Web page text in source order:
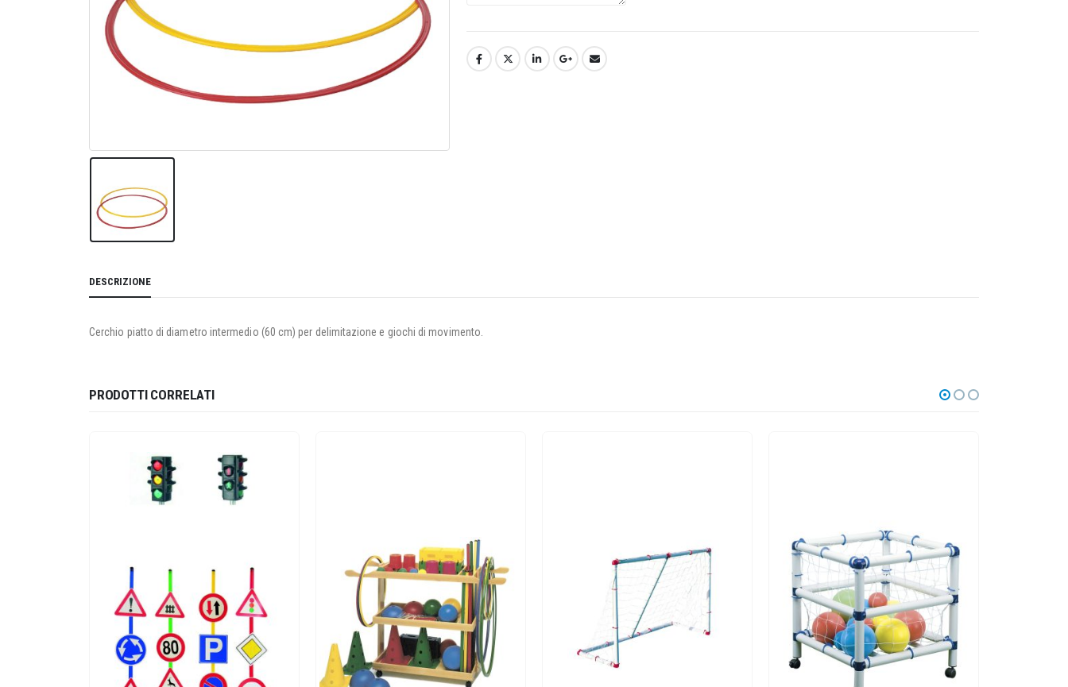
DESCRIZIONE
Cerchio piatto di diametro intermedio (60 cm) per delimitazione e giochi di movimento.
PRODOTTI CORRELATI